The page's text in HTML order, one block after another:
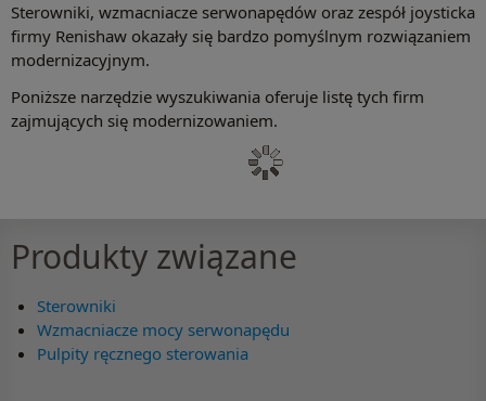
Sterowniki, wzmacniacze serwonapędów oraz zespół joysticka
firmy Renishaw okazały się bardzo pomyślnym rozwiązaniem
modernizacyjnym.
Poniższe narzędzie wyszukiwania oferuje listę tych firm
zajmujących się modernizowaniem.
Produkty związane
Sterowniki
Wzmacniacze mocy serwonapędu
Pulpity ręcznego sterowania